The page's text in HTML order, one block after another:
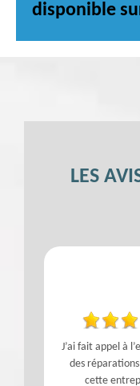
disponible
LES
J’ai fait appel à
des
cette